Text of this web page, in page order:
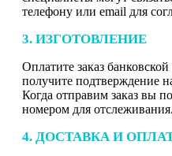
телефону или email для
3. ИЗГОТОВЛЕНИЕ
Оплатите заказ
получите подтверждение
Когда отправим заказ вы
номером для отслеживания.
4. ДОСТАВКА И